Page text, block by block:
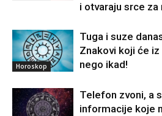
i otvaraju srce za
Horoskop
Tuga i suze
Znakovi koji će
nego ikad!
Telefon zvoni, a
informacije koje